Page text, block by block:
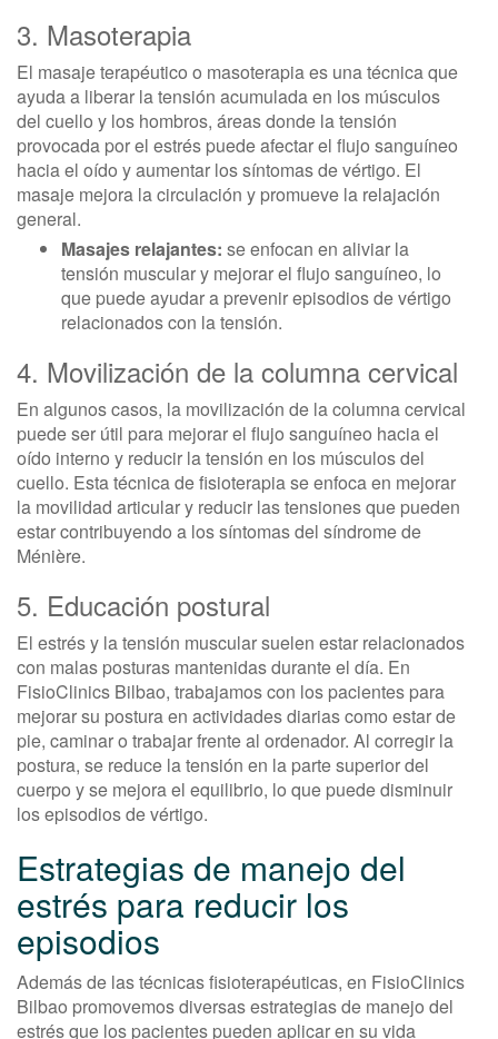
3. Masoterapia
El masaje terapéutico o masoterapia es una técnica que
ayuda a liberar la tensión acumulada en los músculos
del cuello y los hombros, áreas donde la tensión
provocada por el estrés puede afectar el flujo sanguíneo
hacia el oído y aumentar los síntomas de vértigo. El
masaje mejora la circulación y promueve la relajación
general.
Masajes relajantes: se enfocan en aliviar la
tensión muscular y mejorar el flujo sanguíneo, lo
que puede ayudar a prevenir episodios de vértigo
relacionados con la tensión.
4. Movilización de la columna cervical
En algunos casos, la movilización de la columna cervical
puede ser útil para mejorar el flujo sanguíneo hacia el
oído interno y reducir la tensión en los músculos del
cuello. Esta técnica de fisioterapia se enfoca en mejorar
la movilidad articular y reducir las tensiones que pueden
estar contribuyendo a los síntomas del síndrome de
Ménière.
5. Educación postural
El estrés y la tensión muscular suelen estar relacionados
con malas posturas mantenidas durante el día. En
FisioClinics Bilbao, trabajamos con los pacientes para
mejorar su postura en actividades diarias como estar de
pie, caminar o trabajar frente al ordenador. Al corregir la
postura, se reduce la tensión en la parte superior del
cuerpo y se mejora el equilibrio, lo que puede disminuir
los episodios de vértigo.
Estrategias de manejo del
estrés para reducir los
episodios
Además de las técnicas fisioterapéuticas, en FisioClinics
Bilbao promovemos diversas estrategias de manejo del
estrés que los pacientes pueden aplicar en su vida